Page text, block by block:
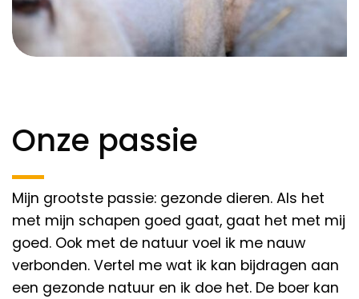
Onze passie
Mijn grootste passie: gezonde dieren. Als het
met mijn schapen goed gaat, gaat het met mij
goed. Ook met de natuur voel ik me nauw
verbonden. Vertel me wat ik kan bijdragen aan
een gezonde natuur en ik doe het. De boer kan